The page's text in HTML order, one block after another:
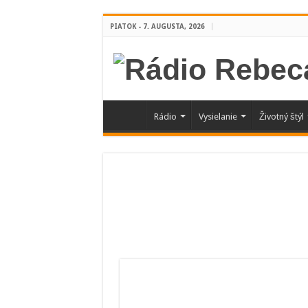
PIATOK - 7. AUGUSTA, 2026
Rádio Vysielanie Životný štýl